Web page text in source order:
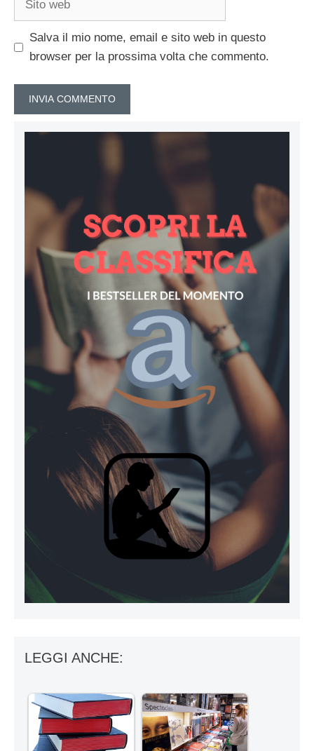
Salva il mio nome, email e sito web in questo
browser per la prossima volta che commento.
LEGGI ANCHE: